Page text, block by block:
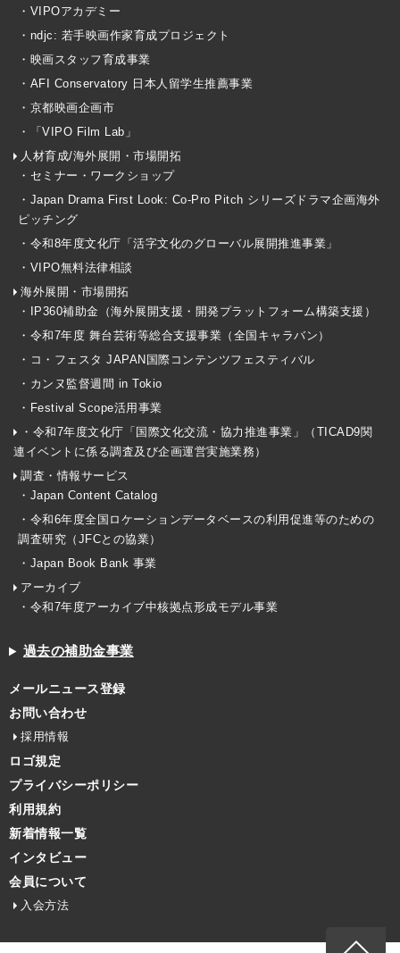
・VIPOアカデミー
・ndjc: 若手映画作家育成プロジェクト
・映画スタッフ育成事業
・AFI Conservatory 日本人留学生推薦事業
・京都映画企画市
・「VIPO Film Lab」
人材育成/海外展開・市場開拓
・セミナー・ワークショップ
・Japan Drama First Look: Co-Pro Pitch シリーズドラマ企画海外
ピッチング
・令和8年度文化庁「活字文化のグローバル展開推進事業」
・VIPO無料法律相談
海外展開・市場開拓
・IP360補助金（海外展開支援・開発プラットフォーム構築支援）
・令和7年度 舞台芸術等総合支援事業（全国キャラバン）
・コ・フェスタ JAPAN国際コンテンツフェスティバル
・カンヌ監督週間 in Tokio
・Festival Scope活用事業
・令和7年度文化庁「国際文化交流・協力推進事業」（TICAD9関
連イベントに係る調査及び企画運営実施業務）
調査・情報サービス
・Japan Content Catalog
・令和6年度全国ロケーションデータベースの利用促進等のための
調査研究（JFCとの協業）
・Japan Book Bank 事業
アーカイブ
・令和7年度アーカイブ中核拠点形成モデル事業
過去の補助金事業
メールニュース登録
お問い合わせ
採用情報
ロゴ規定
プライバシーポリシー
利用規約
新着情報一覧
インタビュー
会員について
入会方法